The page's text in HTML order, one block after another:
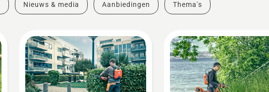
Nieuws & media Aanbiedingen Thema's